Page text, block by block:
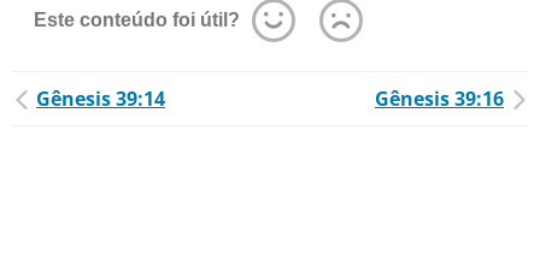
Este conteúdo foi útil?
Gênesis 39:14 Gênesis 39:16